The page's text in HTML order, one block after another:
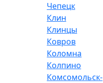
Чепецк
Клин
Клинцы
Ковров
Коломна
Колпино
Комсомольск-